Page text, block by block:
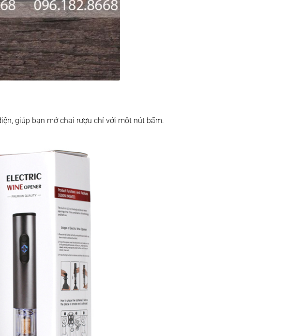
giúp bạn mở chai rượu chỉ với một nút bấm.